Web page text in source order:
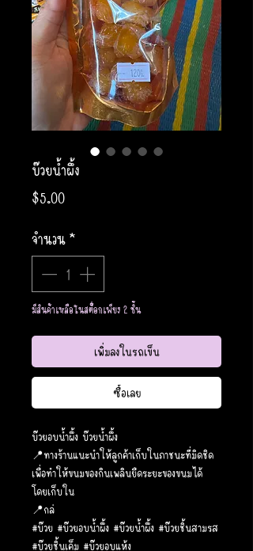
บ๊วยน้ำผึ้ง
$5.00ราคา
จำนวน*
มีสินค้าเหลือในสต็อกเพียง 2 ชิ้น
เพิ่มลงในรถเข็น
ซื้อเลย
บ๊วยอบน้ำผึ้ง บ๊วยน้ำผึ้ง
📍ทางร้านแนะนำให้ลูกค้าเก็บในภาชนะที่มิดชิด
เพื่อทำให้ขนมของกินเพลินยืดระยะของขนมได้
โดยเก็บใน
📍กล่
#บ๊วย #บ๊วยอบน้ำผึ้ง #บ๊วยน้ำผึ้ง #บ๊วยชิ้นสามรส
#บ๊วยชิ้นเค็ม #บ๊วยอบแห้ง